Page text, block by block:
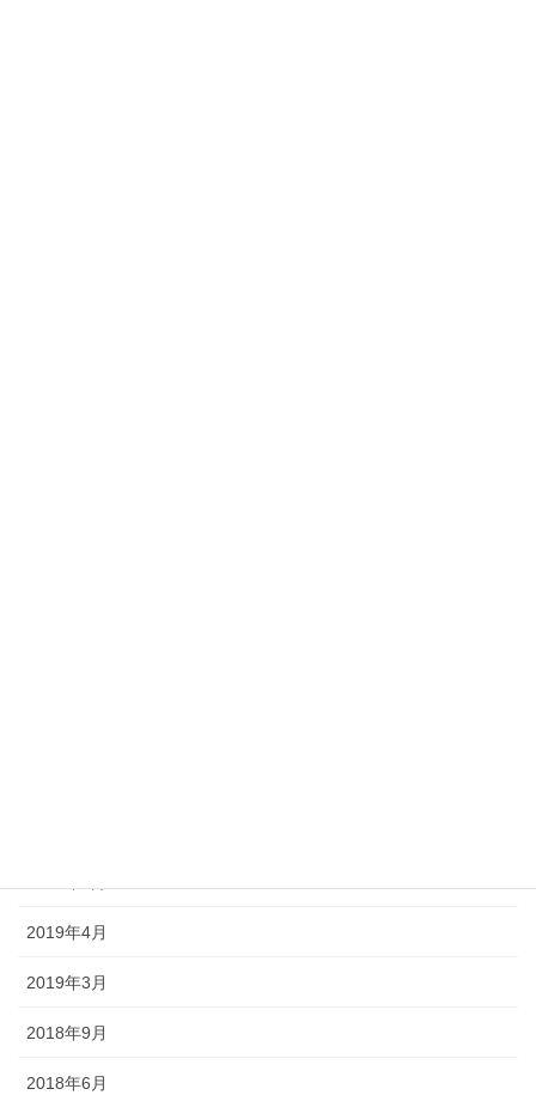
2019年4月
2019年3月
2018年9月
2018年6月